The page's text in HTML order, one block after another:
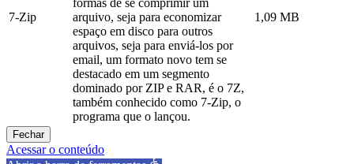
7-Zip
formas de se comprimir um
arquivo, seja para economizar
espaço em disco para outros
arquivos, seja para enviá-los por
email, um formato novo tem se
destacado em um segmento
dominado por ZIP e RAR, é o 7Z,
também conhecido como 7-Zip, o
programa que o lançou.
1,09 MB
Fechar
Acessar o conteúdo